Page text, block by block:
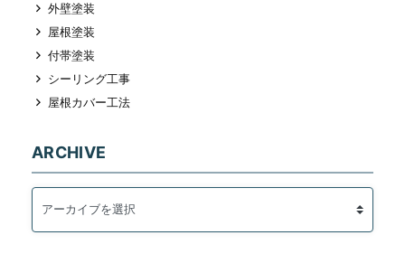
外壁塗装
屋根塗装
付帯塗装
シーリング工事
屋根カバー工法
ARCHIVE